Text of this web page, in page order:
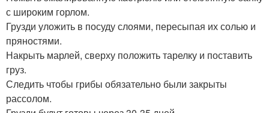
с широким горлом.
Грузди уложить в посуду слоями, пересыпая их солью и
пряностями.
Накрыть марлей, сверху положить тарелку и поставить
груз.
Следить чтобы грибы обязательно были закрыты
рассолом.